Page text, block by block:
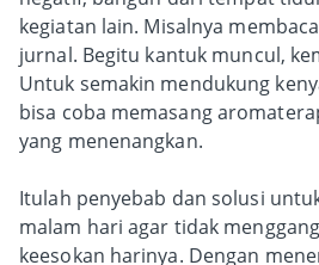
kegiatan lain. Misalnya
jurnal. Begitu kantuk muncul,
Untuk semakin mendukung
bisa coba memasang
yang menenangkan.
Itulah penyebab dan solusi
malam hari agar tidak
keesokan harinya. Dengan